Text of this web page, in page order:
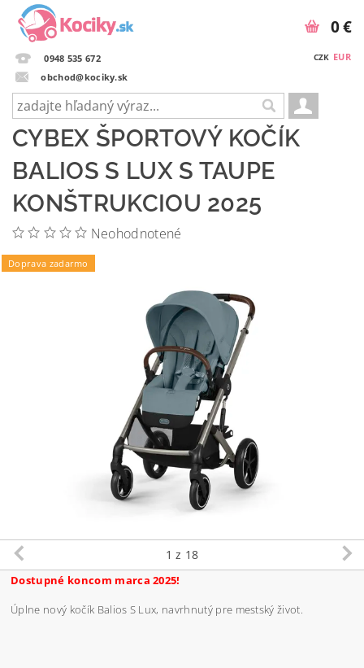
0948 535 672
obchod@kociky.sk
CZK EUR
0 €
CYBEX ŠPORTOVÝ KOČÍK
BALIOS S LUX S TAUPE
KONŠTRUKCIOU 2025
Neohodnotené
Doprava zadarmo
1 z 18
Dostupné koncom marca 2025!
Úplne nový kočík Balios S Lux, navrhnutý pre mestský život.